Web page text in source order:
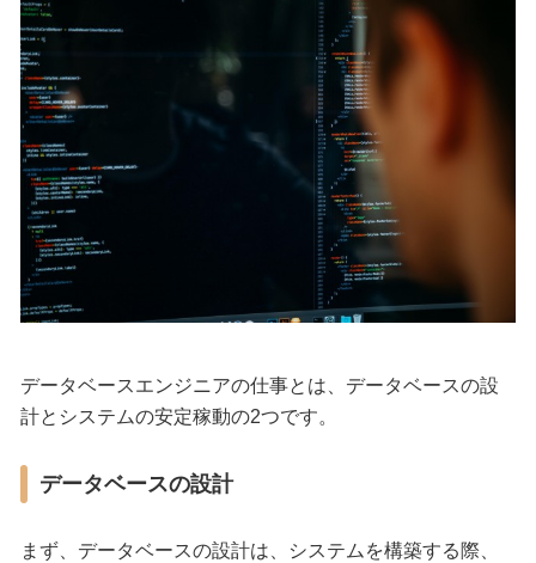
データベースエンジニアの仕事とは、データベースの設
計とシステムの安定稼動の2つです。
データベースの設計
まず、データベースの設計は、システムを構築する際、